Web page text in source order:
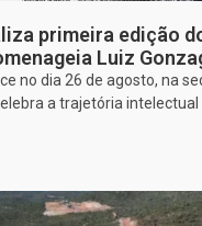
primeira edição
Luiz
no dia 26 de agosto, na
a trajetória intelectual